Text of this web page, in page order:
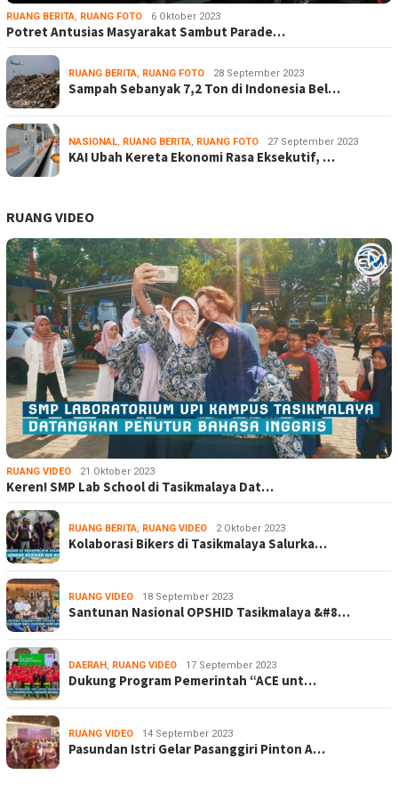
RUANG BERITA, RUANG FOTO 6 Oktober 2023
Potret Antusias Masyarakat Sambut Parade…
RUANG BERITA, RUANG FOTO 28 September 2023
Sampah Sebanyak 7,2 Ton di Indonesia Bel…
NASIONAL, RUANG BERITA, RUANG FOTO 27 September 2023
KAI Ubah Kereta Ekonomi Rasa Eksekutif, …
RUANG VIDEO
RUANG VIDEO 21 Oktober 2023
Keren! SMP Lab School di Tasikmalaya Dat…
RUANG BERITA, RUANG VIDEO 2 Oktober 2023
Kolaborasi Bikers di Tasikmalaya Salurka…
RUANG VIDEO 18 September 2023
Santunan Nasional OPSHID Tasikmalaya &#8…
DAERAH, RUANG VIDEO 17 September 2023
Dukung Program Pemerintah “ACE unt…
RUANG VIDEO 14 September 2023
Pasundan Istri Gelar Pasanggiri Pinton A…